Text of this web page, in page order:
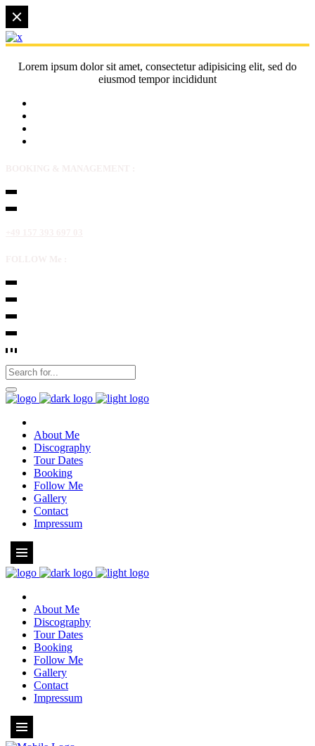
Lorem ipsum dolor sit amet, consectetur adipisicing elit, sed do
eiusmod tempor incididunt
About Me
Discography
Tour Dates
Booking
Follow Me
Gallery
Contact
Impressum
About Me
Discography
Tour Dates
Booking
Follow Me
Gallery
Contact
Impressum